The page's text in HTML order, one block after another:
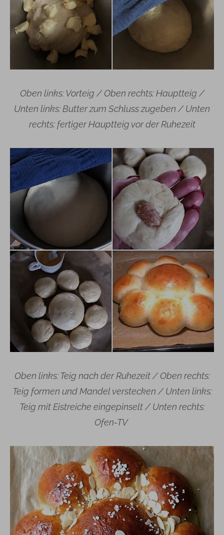
Oben links: Vorteig / Oben rechts: Hauptteig /
Unten links: Butter zum Schluss zugeben /Unten
rechts: fertiger Hauptteig vor der Ruhezeit
Oben links: Teig nach der Ruhezeit / Oben rechts:
Teig formen und Mandel verstecken / Unten links:
Teig mit Eistreiche eingepinselt / Unten rechts:
Ofen-TV